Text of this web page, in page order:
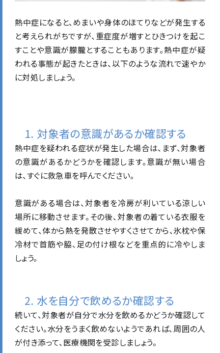
熱中症になると、めまいや身体のほてりなどが発生する
と考えられがちですが、重症度が増すとひきつけを起こ
すことや意識が朦朧とすることもあります。熱中症が疑
われる事態が起きたときは、以下のような流れで速やか
に対処しましょう。
1. 対象者の意識があるか確認する
熱中症を疑われる症状が発生した場合は、まず、対象者
の意識があるかどうかを確認します。意識が無い場合
は、すぐに救急車を呼んでください。
意識がある場合は、対象者を冷房が利いている涼しい
場所に移動させます。その後、対象者の着ている衣服を
緩めて、体から熱を発散させやすくさせてから、氷枕や保
冷材で首筋や脇、足の付け根などを重点的に冷やしま
しょう。
2. 水を自分で飲めるか確認する
続いて、対象者が自分で水分を飲めるかどうか確認して
ください。水分をうまく飲めないようであれば、周囲の人
が付き添って、医療機関を受診しましょう。